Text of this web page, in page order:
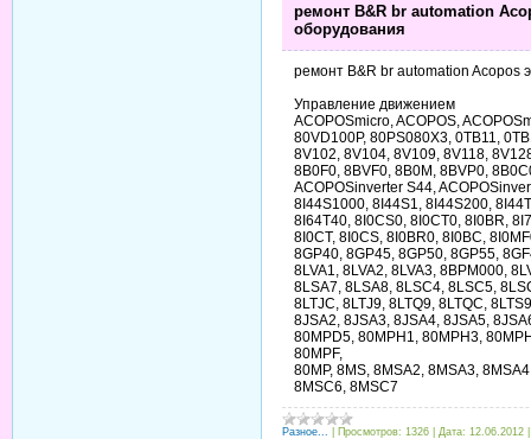
ремонт B&R br automation
оборудования
ремонт B&R br automation Acopos
Управление движением
ACOPOSmicro, ACOPOS,
80VD100P, 80PS080X3, 0TB11,
8V102, 8V104, 8V109, 8V118,
8B0F0, 8BVF0, 8B0M, 8BVP0,
ACOPOSinverter S44,
8I44S1000, 8I44S1, 8I44S200,
8I64T40, 8I0CS0, 8I0CT0, 8I0BR,
8I0CT, 8I0CS, 8I0BR0, 8I0BC,
8GP40, 8GP45, 8GP50, 8GP55,
8LVA1, 8LVA2, 8LVA3, 8BPM000,
8LSA7, 8LSA8, 8LSC4, 8LSC5,
8LTJC, 8LTJ9, 8LTQ9, 8LTQC,
8JSA2, 8JSA3, 8JSA4, 8JSA5,
80MPD5, 80MPH1, 80MPH3,
80MPF,
80MP, 8MS, 8MSA2, 8MSA3,
8MSC6, 8MSC7
Разное... Просмотров: 1326 Дата: 12.06.2012